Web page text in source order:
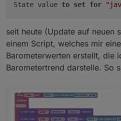
State value to set for
seit heute (Update auf neuen
einem Script, welches mir
Barometerwerten erstellt, die
Barometertrend darstelle. So